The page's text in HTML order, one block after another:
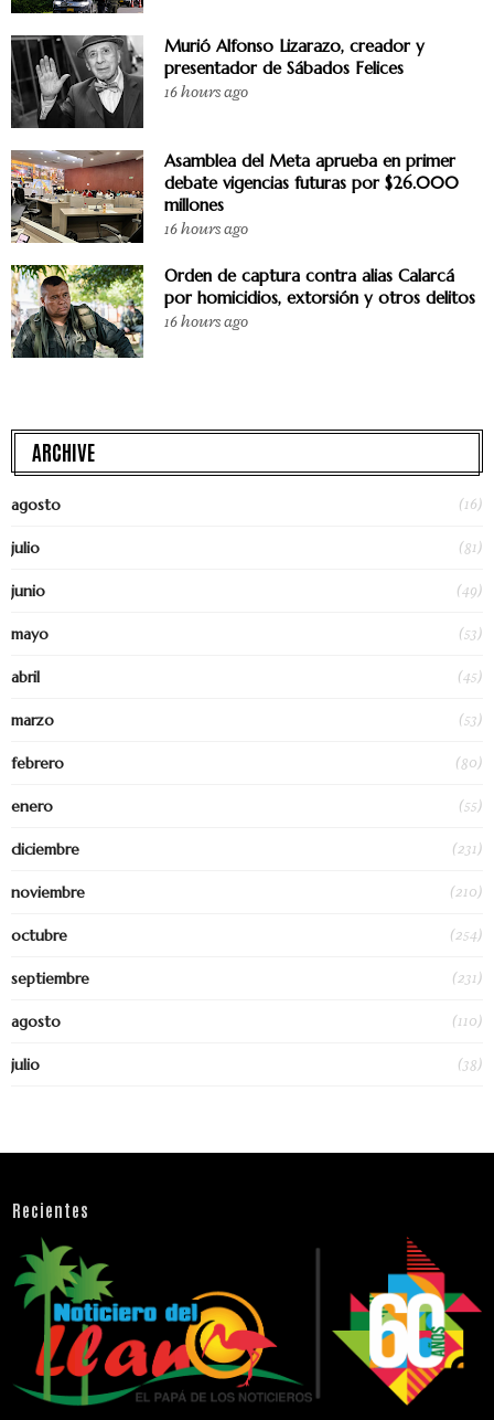
Murió Alfonso Lizarazo, creador y
presentador de Sábados Felices
16 hours ago
Asamblea del Meta aprueba en primer
debate vigencias futuras por $26.000
millones
16 hours ago
Orden de captura contra alias Calarcá
por homicidios, extorsión y otros delitos
16 hours ago
ARCHIVE
agosto (16)
julio (81)
junio (49)
mayo (53)
abril (45)
marzo (53)
febrero (80)
enero (55)
diciembre (231)
noviembre (210)
octubre (254)
septiembre (231)
agosto (110)
julio (38)
Recientes